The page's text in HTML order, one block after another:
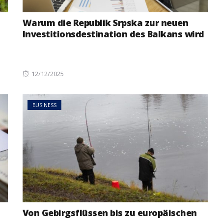
Warum die Republik Srpska zur neuen
Investitionsdestination des Balkans wird
Posted
12/12/2025
BUSINESS
Von Gebirgsflüssen bis zu europäischen